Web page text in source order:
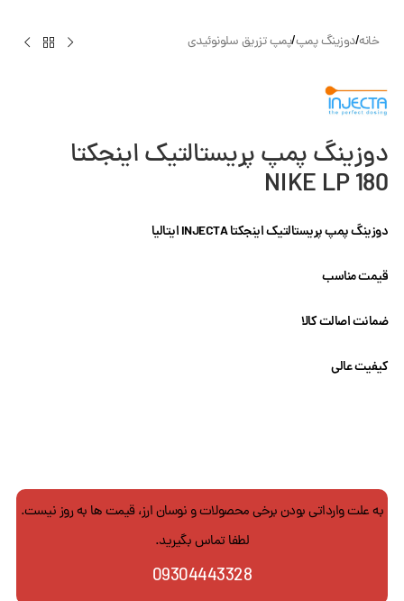
خانه/دوزینگ پمپ/پمپ تزریق سلونوئیدی
دوزینگ پمپ پریستالتیک اینجکتا
NIKE LP 180
دوزینگ پمپ پریستالتیک اینجکتا INJECTA ایتالیا
قیمت مناسب
ضمانت اصالت کالا
کیفیت عالی
به علت وارداتی بودن برخی محصولات و نوسان ارز، قیمت ها به روز نیست.
لطفا تماس بگیرید.
09304443328